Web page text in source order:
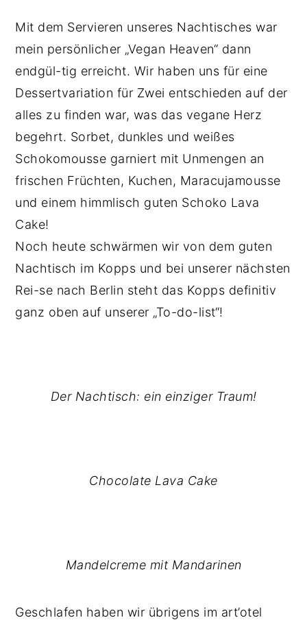
Mit dem Servieren unseres Nachtisches war
mein persönlicher „Vegan Heaven“ dann
endgül-tig erreicht. Wir haben uns für eine
Dessertvariation für Zwei entschieden auf der
alles zu finden war, was das vegane Herz
begehrt. Sorbet, dunkles und weißes
Schokomousse garniert mit Unmengen an
frischen Früchten, Kuchen, Maracujamousse
und einem himmlisch guten Schoko Lava
Cake!
Noch heute schwärmen wir von dem guten
Nachtisch im Kopps und bei unserer nächsten
Rei-se nach Berlin steht das Kopps definitiv
ganz oben auf unserer „To-do-list“!
Der Nachtisch: ein einziger Traum!
Chocolate Lava Cake
Mandelcreme mit Mandarinen
Geschlafen haben wir übrigens im art’otel